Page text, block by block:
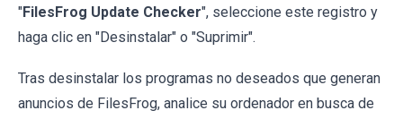
"FilesFrog Update Checker", seleccione este registro y
haga clic en "Desinstalar" o "Suprimir".
Tras desinstalar los programas no deseados que generan
anuncios de FilesFrog, analice su ordenador en busca de